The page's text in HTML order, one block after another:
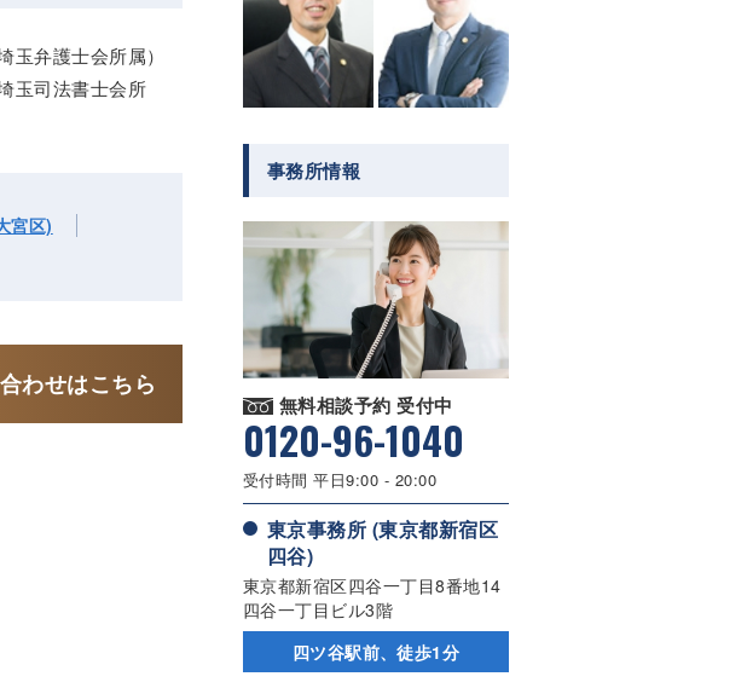
弁護士会所属）
司法書士会所
宮区)
わせはこちら
事務所情報
無料相談予約 受付中
0120-96-1040
受付時間 平日9:00 - 20:00
東京事務所 (東京都新宿区
四谷)
東京都新宿区四谷一丁目8番地14
四谷一丁目ビル3階
四ツ谷駅前、徒歩1分